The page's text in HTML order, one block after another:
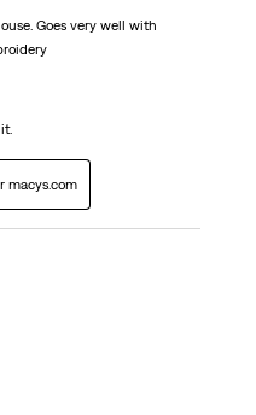
Goes very well with
macys.com